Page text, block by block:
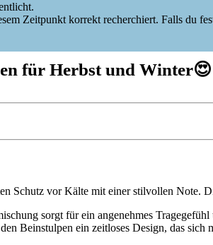
Zeitpunkt korrekt recherchiert. Falls du
für Herbst und Winter😍
Schutz vor Kälte mit einer stilvollen Note.
sorgt für ein angenehmes
Beinstulpen ein zeitloses Design, das